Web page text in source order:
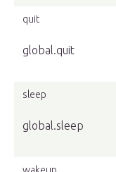
quit
global.quit
sleep
global.sleep